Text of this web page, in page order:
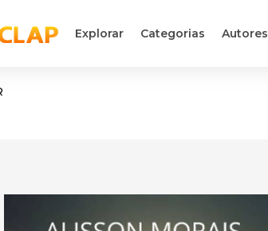
Explorar Categorias Autores